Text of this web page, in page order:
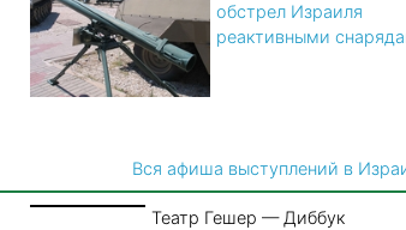
обстрел Израиля
реактивными
Вся афиша выступлений в
Театр Гешер — Диббук